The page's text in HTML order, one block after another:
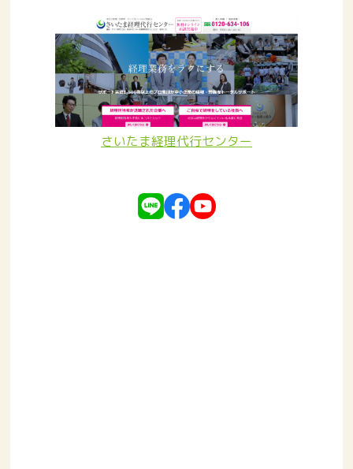
さいたま経理代行センター